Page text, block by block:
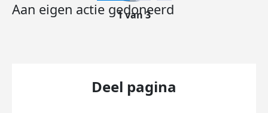
Aan eigen actie gedoneerd
1 van 3
Deel pagina